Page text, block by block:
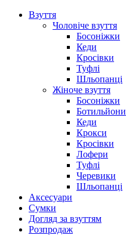
Взуття
Чоловіче взуття
Босоніжки
Кеди
Кросівки
Туфлі
Шльопанці
Жіноче взуття
Босоніжки
Ботильйони
Кеди
Крокси
Кросівки
Лофери
Туфлі
Черевики
Шльопанці
Аксесуари
Сумки
Догляд за взуттям
Розпродаж